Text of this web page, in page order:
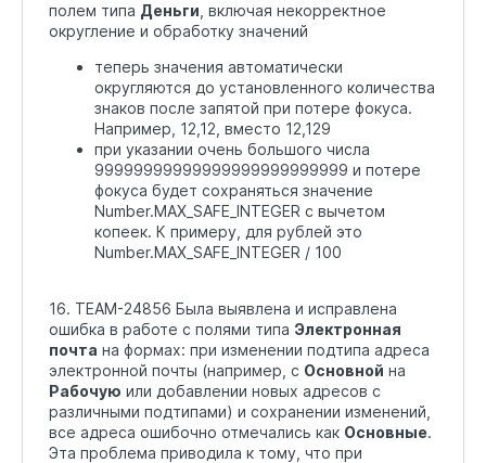
полем типа Деньги , включая некорректное
округление и обработку значений
теперь значения автоматически
округляются до установленного количества
знаков после запятой при потере фокуса.
Например, 12,12, вместо 12,129
при указании очень большого числа
99999999999999999999999999 и потере
фокуса будет сохраняться значение
Number.MAX_SAFE_INTEGER с вычетом
копеек. К примеру, для рублей это
Number.MAX_SAFE_INTEGER / 100
16. TEAM-24856 Была выявлена и исправлена
ошибка в работе с полями типа Электронная
почта на формах: при изменении подтипа адреса
электронной почты (например, с Основной на
Рабочую или добавлении новых адресов с
различными подтипами) и сохранении изменений,
все адреса ошибочно отмечались как Основные.
Эта проблема приводила к тому, что при